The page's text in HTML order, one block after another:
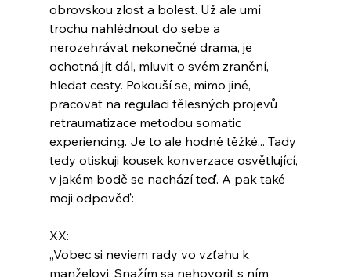
obrovskou zlost a bolest. Už ale umí
trochu nahlédnout do sebe a
nerozehrávat nekonečné drama, je
ochotná jít dál, mluvit o svém zranění,
hledat cesty. Pokouší se, mimo jiné,
pracovat na regulaci tělesných projevů
retraumatizace metodou somatic
experiencing. Je to ale hodně těžké... Tady
tedy otiskuji kousek konverzace osvětlující,
v jakém bodě se nachází teď. A pak také
moji odpověď:
XX:
„Vobec si neviem rady vo vzťahu k
manželovi. Snažím sa nehovoriť s ním